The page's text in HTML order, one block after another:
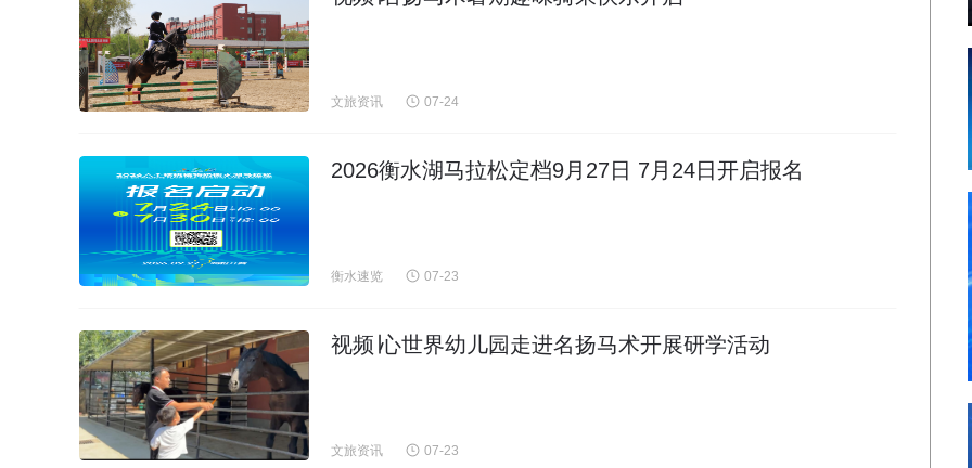
文旅资讯 07-24
2026衡水湖马拉松定档9月27日 7月24日开启报名
衡水速览 07-23
视频∣心世界幼儿园走进名扬马术开展研学活动
文旅资讯 07-23